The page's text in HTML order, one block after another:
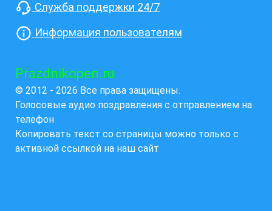
Служба поддержки 24/7
Информация пользователям
Prazdnikopen.ru
© 2012 - 2026 Все права защищены.
Голосовые аудио поздравления с отправлением на
телефон
Копировать текст со страницы можно только с
активной ссылкой на наш сайт